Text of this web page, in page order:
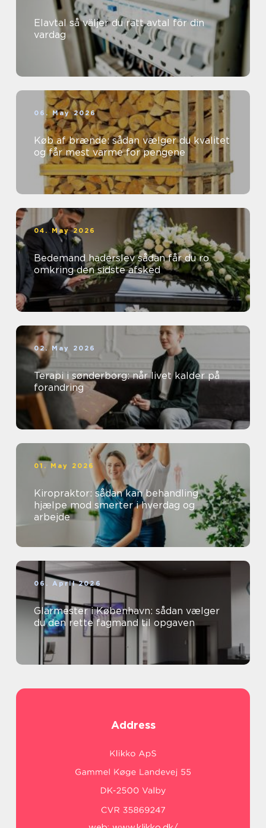
Elavtal så väljer du rätt avtal för din
vardag
06. May 2026
Køb af brænde: sådan vælger du kvalitet
og får mest varme for pengene
04. May 2026
Bedemand haderslev sådan får du ro
omkring den sidste afsked
02. May 2026
Terapi i sønderborg: når livet kalder på
forandring
01. May 2026
Kiropraktor: sådan kan behandling
hjælpe mod smerter i hverdag og
arbejde
06. April 2026
Glarmester i København: sådan vælger
du den rette fagmand til opgaven
Address